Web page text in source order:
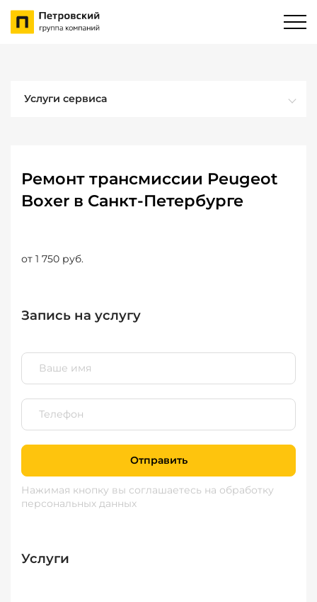
Услуги сервиса
Ремонт трансмиссии Peugeot
Boxer в Санкт-Петербурге
от 1 750 руб.
Запись на услугу
Отправить
Нажимая кнопку вы соглашаетесь на обработку
персональных данных
Услуги